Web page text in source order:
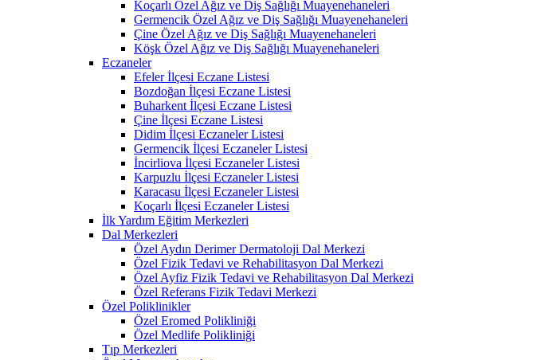
Koçarlı Özel Ağız ve Diş Sağlığı Muayenehaneleri
Germencik Özel Ağız ve Diş Sağlığı Muayenehaneleri
Çine Özel Ağız ve Diş Sağlığı Muayenehaneleri
Köşk Özel Ağız ve Diş Sağlığı Muayenehaneleri
Eczaneler
Efeler İlçesi Eczane Listesi
Bozdoğan İlçesi Eczane Listesi
Buharkent İlçesi Eczane Listesi
Çine İlçesi Eczane Listesi
Didim İlçesi Eczaneler Listesi
Germencik İlçesi Eczaneler Listesi
İncirliova İlçesi Eczaneler Listesi
Karpuzlu İlçesi Eczaneler Listesi
Karacasu İlçesi Eczaneler Listesi
Koçarlı İlçesi Eczaneler Listesi
İlk Yardım Eğitim Merkezleri
Dal Merkezleri
Özel Aydın Derimer Dermatoloji Dal Merkezi
Özel Fizik Tedavi ve Rehabilitasyon Dal Merkezi
Özel Ayfiz Fizik Tedavi ve Rehabilitasyon Dal Merkezi
Özel Referans Fizik Tedavi Merkezi
Özel Poliklinikler
Özel Eromed Polikliniği
Özel Medlife Polikliniği
Tıp Merkezleri